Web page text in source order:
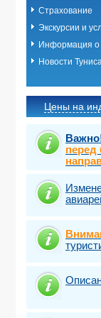
Страхование
Экскурсии и
Информация о
Новости Туниса
Цены на
перед